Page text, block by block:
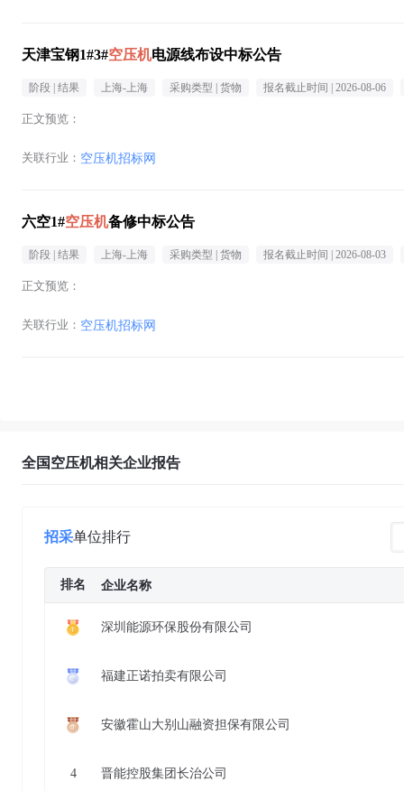
天津宝钢1#3#空压机电源线布设中标公告
阶段 | 结果 上海-上海 采购类型 | 货物 报名截止时间 | 2026-08-06
正文预览：
关联行业： 空压机招标网
六空1#空压机备修中标公告
阶段 | 结果 上海-上海 采购类型 | 货物 报名截止时间 | 2026-08-03
正文预览：
关联行业： 空压机招标网
全国空压机相关企业报告
招采单位排行
排名 企业名称
深圳能源环保股份有限公司
福建正诺拍卖有限公司
安徽霍山大别山融资担保有限公司
4 晋能控股集团长治公司